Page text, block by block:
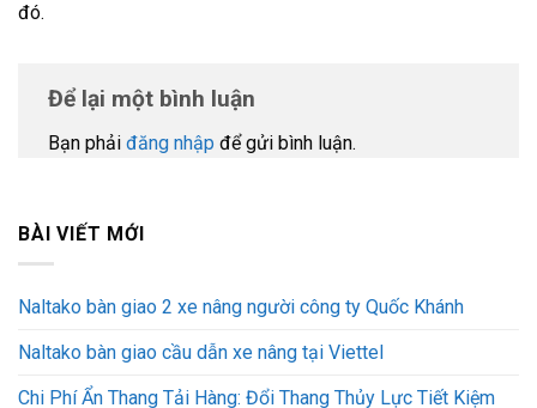
đó.
Để lại một bình luận
Bạn phải đăng nhập để gửi bình luận.
BÀI VIẾT MỚI
Naltako bàn giao 2 xe nâng người công ty Quốc Khánh
Naltako bàn giao cầu dẫn xe nâng tại Viettel
Chi Phí Ẩn Thang Tải Hàng: Đổi Thang Thủy Lực Tiết Kiệm